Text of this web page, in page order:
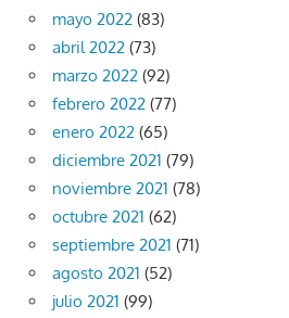
mayo 2022 (83)
abril 2022 (73)
marzo 2022 (92)
febrero 2022 (77)
enero 2022 (65)
diciembre 2021 (79)
noviembre 2021 (78)
octubre 2021 (62)
septiembre 2021 (71)
agosto 2021 (52)
julio 2021 (99)